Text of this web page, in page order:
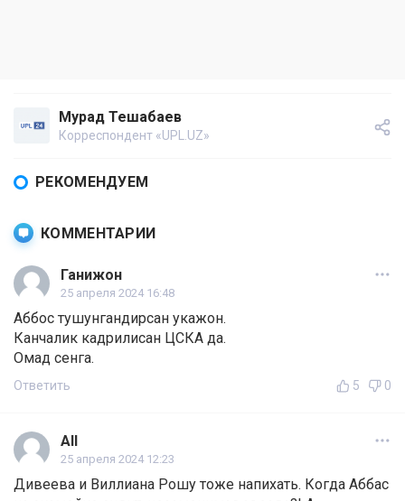
Мурад Тешабаев
Корреспондент «UPL.UZ»
РЕКОМЕНДУЕМ
КОММЕНТАРИИ
Ганижон
25 апреля 2024 16:48
Аббос тушунгандирсан укажон.
Канчалик кадрилисан ЦСКА да.
Омад сенга.
Ответить 5 0
All
25 апреля 2024 12:23
Дивеева и Виллиана Рошу тоже напихать. Когда Аббас